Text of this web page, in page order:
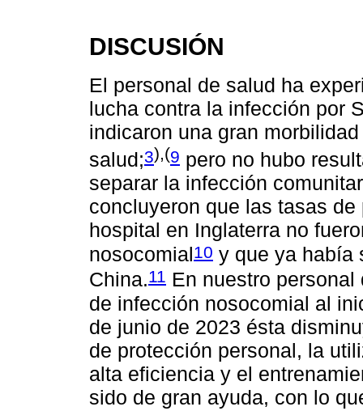
DISCUSIÓN
El personal de salud ha
lucha contra la infección por
indicaron una gran
salud;3),(9 pero no hubo
separar la infección
concluyeron que las tasas
hospital en Inglaterra no
nosocomial10 y que ya había
China.11 En nuestro
de infección nosocomial al
de junio de 2023 ésta
de protección personal, la
alta eficiencia y el
sido de gran ayuda, con lo